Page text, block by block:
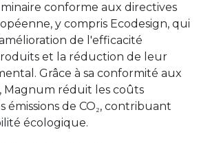
conforme aux directives
y compris Ecodesign, qui
de l'efficacité
et la réduction de leur
Grâce à sa conformité aux
Magnum réduit les coûts
émissions de CO₂, contribuant
écologique.